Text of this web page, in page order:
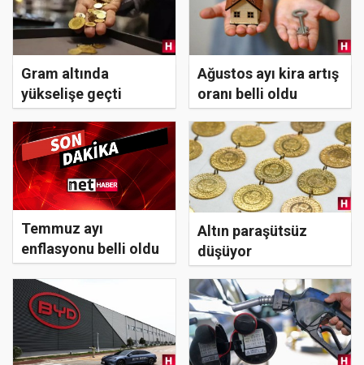
Gram altında
yükselişe geçti
Ağustos ayı kira artış
oranı belli oldu
Temmuz ayı
enflasyonu belli oldu
Altın paraşütsüz
düşüyor